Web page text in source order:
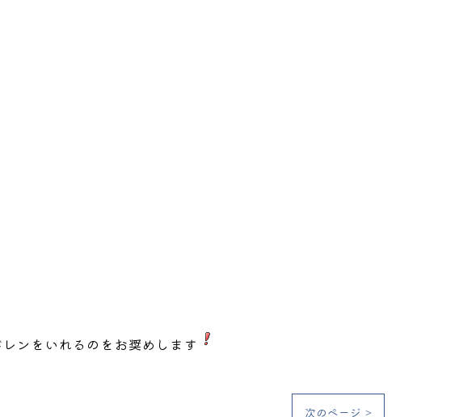
ンをいれるのをお奨めします
次のページ >